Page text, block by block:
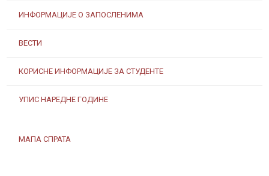
ИНФОРМАЦИЈЕ О ЗАПОСЛЕНИМА
ВЕСТИ
КОРИСНЕ ИНФОРМАЦИЈЕ ЗА СТУДЕНТЕ
УПИС НАРЕДНЕ ГОДИНЕ
МАПА СПРАТА